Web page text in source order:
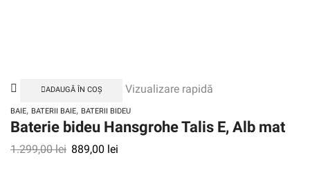
ADAUGĂ ÎN COȘ Vizualizare rapidă
BAIE, BATERII BAIE, BATERII BIDEU
Baterie bideu Hansgrohe Talis E, Alb mat
1.299,00lei 889,00 lei